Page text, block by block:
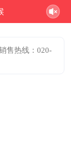
售热线：020-